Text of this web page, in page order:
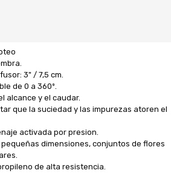
3" / 7,5 cm.
de 0 a 360º.
alcance y el caudar.
que la suciedad y las impurezas atoren el
activada por presion.
dimensiones, conjuntos de flores
de alta resistencia.